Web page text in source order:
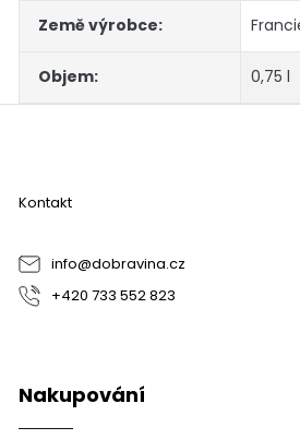
Země výrobce:
Objem: 0,75 l
Z
Kontakt
info@dobravina.cz
+420 733 552 823
Nakupování